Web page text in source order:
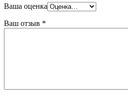
Ваша оценка
Ваш отзыв *